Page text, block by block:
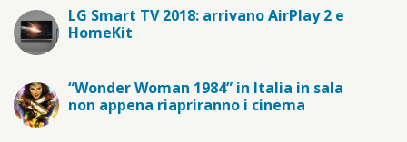
LG Smart TV 2018: arrivano AirPlay 2 e
HomeKit
“Wonder Woman 1984” in Italia in sala
non appena riapriranno i cinema